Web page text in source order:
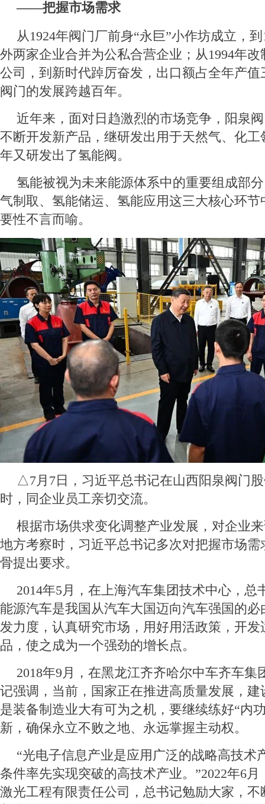
——把握市场需求
从1924年阀门厂前身“永巨”小作坊成立，
外两家企业合并为公私合营企业；从1994年
公司，到新时代踔厉奋发，出口额占全年产
阀门的发展跨越百年。
近年来，面对日趋激烈的市场竞争，阳泉
不断开发新产品，继研发出用于天然气、化
年又研发出了氢能阀。
氢能被视为未来能源体系中的重要组成部
气制取、氢能储运、氢能应用这三大核心环
要性不言而喻。
△7月7日，习近平总书记在山西阳泉阀门
时，同企业员工亲切交流。
根据市场供求变化调整产业发展，对企业
地方考察时，习近平总书记多次对把握市场
骨提出要求。
2014年5月，在上海汽车集团技术中心，总
能源汽车是我国从汽车大国迈向汽车强国的
发力度，认真研究市场，用好用活政策，开
品，使之成为一个强劲的增长点。
2018年9月，在黑龙江齐齐哈尔中车齐车集
记强调，当前，国家正在推进高质量发展，建
是装备制造业大有可为之机，要继续练好“内
新，确保永立不败之地、永远掌握主动权。
“光电子信息产业是应用广泛的战略高技术
条件率先实现突破的高技术产业。”2022年6
激光工程有限责任公司，总书记勉励大家，